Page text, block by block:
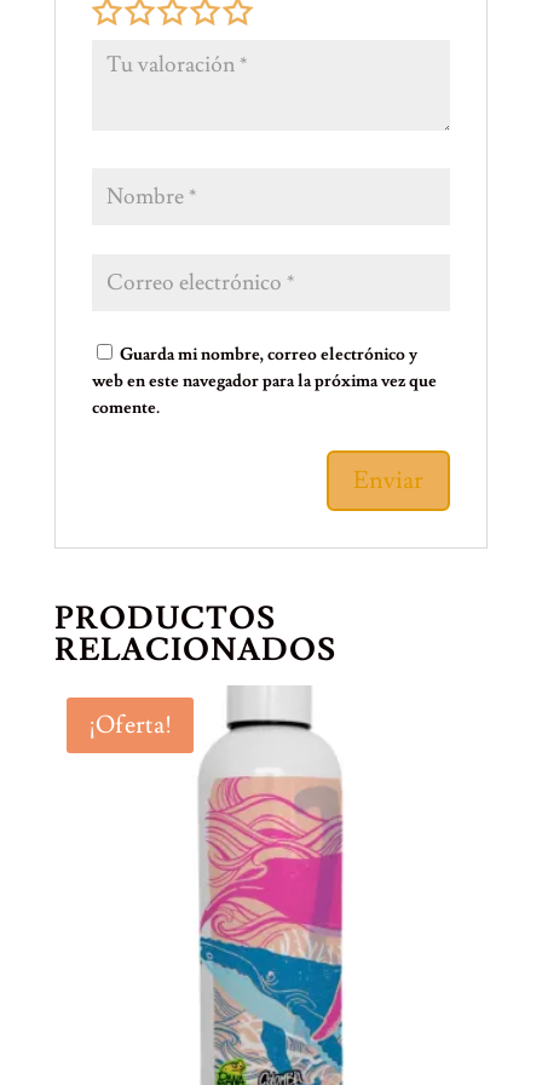
Guarda mi nombre, correo electrónico y
web en este navegador para la próxima vez que
comente.
PRODUCTOS
RELACIONADOS
¡Oferta!